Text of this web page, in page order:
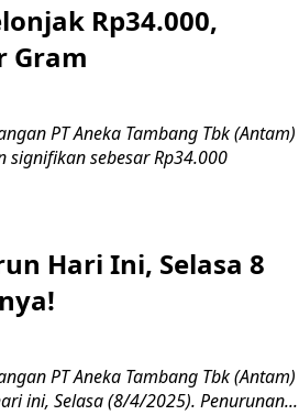
Rp34.000,
Gram
PT Aneka Tambang Tbk (Antam)
sebesar Rp34.000
Hari Ini, Selasa 8
PT Aneka Tambang Tbk (Antam)
ini, Selasa (8/4/2025). Penurunan...